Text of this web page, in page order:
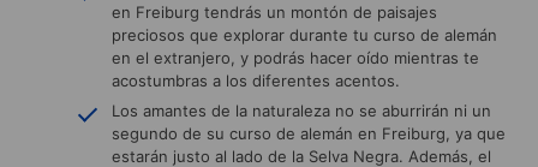
en Freiburg tendrás un montón de paisajes
preciosos que explorar durante tu curso de alemán
en el extranjero, y podrás hacer oído mientras te
acostumbras a los diferentes acentos.
Los amantes de la naturaleza no se aburrirán ni un
segundo de su curso de alemán en Freiburg, ya que
estarán justo al lado de la Selva Negra. Además, el